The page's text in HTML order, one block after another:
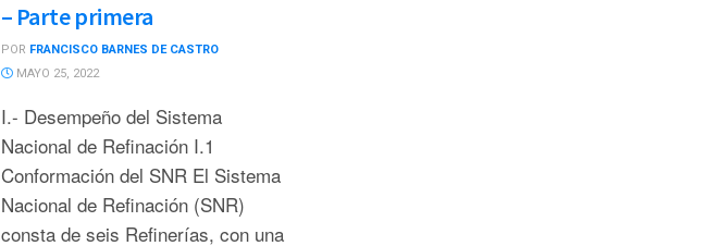
– Parte primera
POR FRANCISCO BARNES DE CASTRO
MAYO 25, 2022
I.- Desempeño del Sistema
Nacional de Refinación I.1
Conformación del SNR El Sistema
Nacional de Refinación (SNR)
consta de seis Refinerías, con una